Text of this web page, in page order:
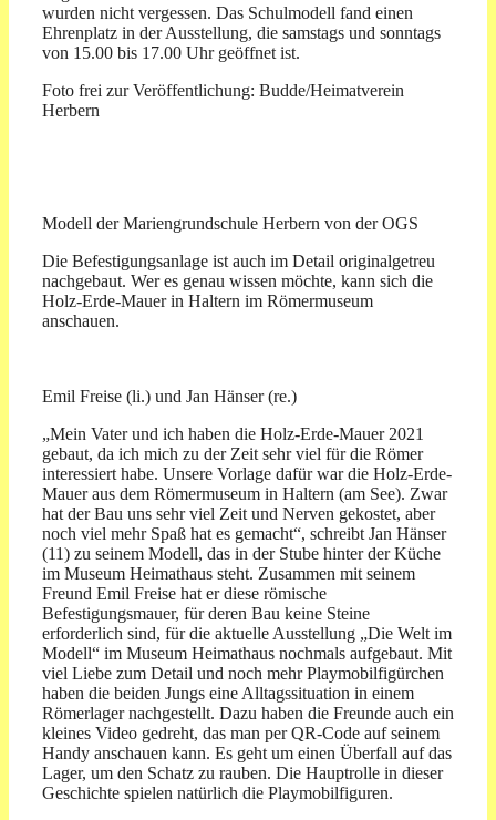
wurden nicht vergessen. Das Schulmodell fand einen
Ehrenplatz in der Ausstellung, die samstags und sonntags
von 15.00 bis 17.00 Uhr geöffnet ist.
Foto frei zur Veröffentlichung: Budde/Heimatverein
Herbern
Modell der Mariengrundschule Herbern von der OGS
Die Befestigungsanlage ist auch im Detail originalgetreu
nachgebaut. Wer es genau wissen möchte, kann sich die
Holz-Erde-Mauer in Haltern im Römermuseum
anschauen.
Emil Freise (li.) und Jan Hänser (re.)
„Mein Vater und ich haben die Holz-Erde-Mauer 2021
gebaut, da ich mich zu der Zeit sehr viel für die Römer
interessiert habe. Unsere Vorlage dafür war die Holz-Erde-
Mauer aus dem Römermuseum in Haltern (am See). Zwar
hat der Bau uns sehr viel Zeit und Nerven gekostet, aber
noch viel mehr Spaß hat es gemacht“, schreibt Jan Hänser
(11) zu seinem Modell, das in der Stube hinter der Küche
im Museum Heimathaus steht. Zusammen mit seinem
Freund Emil Freise hat er diese römische
Befestigungsmauer, für deren Bau keine Steine
erforderlich sind, für die aktuelle Ausstellung „Die Welt im
Modell“ im Museum Heimathaus nochmals aufgebaut. Mit
viel Liebe zum Detail und noch mehr Playmobilfigürchen
haben die beiden Jungs eine Alltagssituation in einem
Römerlager nachgestellt. Dazu haben die Freunde auch ein
kleines Video gedreht, das man per QR-Code auf seinem
Handy anschauen kann. Es geht um einen Überfall auf das
Lager, um den Schatz zu rauben. Die Hauptrolle in dieser
Geschichte spielen natürlich die Playmobilfiguren.